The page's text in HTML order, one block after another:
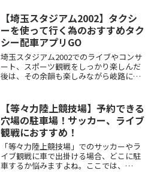
がしたい帰りは渋滞を避けてスムーズに
帰りたいここでは、「宮城ReadMore...
【埼玉スタジアム2002】タクシ
ーを使って行く為のおすすめタク
シー配車アプリGO
埼玉スタジアム2002でのライブやコンサ
ート、スポーツ観戦をしっかり楽しんだ
後は、その余韻も楽しみながら岐路につ
す。かといって混雑回避を理由にイベン
トの途中で帰りたくもReadMore...
【等々力陸上競技場】予約できる
穴場の駐車場！サッカー、ライブ
観戦におすすめ！
「等々力陸上競技場」でのサッカーやラ
イブ観戦に車で出掛ける場合、どこに駐
車するか悩みますよね。ここでは、